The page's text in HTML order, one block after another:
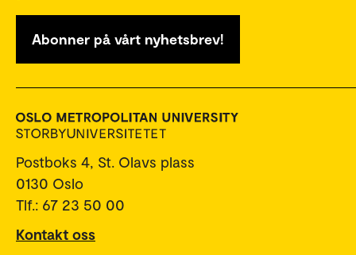
Abonner på vårt nyhetsbrev!
Postboks 4, St. Olavs plass
0130 Oslo
Tlf.: 67 23 50 00
Kontakt oss